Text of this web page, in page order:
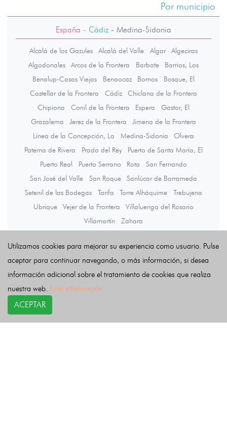
Por municipio
España - Cádiz - Medina-Sidonia
Alcalá de los Gazules Alcalá del Valle Algar
Algeciras
Algodonales
Arcos de la Frontera Barbate
Barrios, Los
Benalup-Casas Viejas
Benaocaz Bornos
Bosque, El
Castellar de la Frontera
Cádiz
Chiclana de la Frontera
Chipiona
Conil de la Frontera Espera
Gastor, El
Grazalema
Jerez de la Frontera
Jimena de la Frontera
Línea de la Concepción, La
Medina-Sidonia
Olvera
Paterna de Rivera
Prado del Rey
Puerto de Santa María, El
Puerto Real
Puerto Serrano Rota
San Fernando
San José del Valle
San Roque
Sanlúcar de Barrameda
Setenil de las Bodegas
Tarifa Torre Alháquime
Trebujena
Ubrique
Vejer de la Frontera
Villaluenga del Rosario
Villamartín
Zahara
Últimas noticias
Utilizamos cookies para mejorar su experiencia como usuario. Pulse
aceptar para continuar navegando, o más información, si desea
información adicional sobre el tratamiento de cookies que realiza
nuestra web. Más información
ACEPTAR